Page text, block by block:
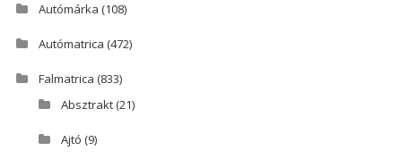
Autómárka (108)
Autómatrica (472)
Falmatrica (833)
Absztrakt(21)
Ajtó (9)